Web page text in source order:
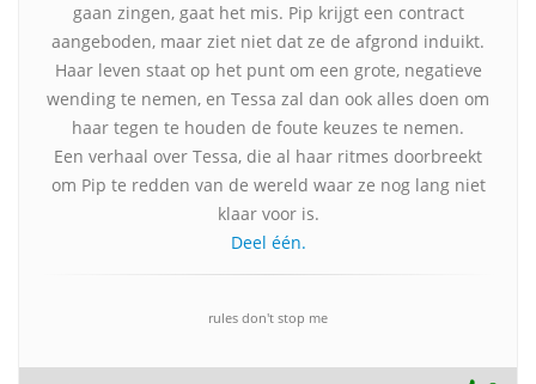
gaan zingen, gaat het mis. Pip krijgt een contract
aangeboden, maar ziet niet dat ze de afgrond induikt.
Haar leven staat op het punt om een grote, negatieve
wending te nemen, en Tessa zal dan ook alles doen om
haar tegen te houden de foute keuzes te nemen.
Een verhaal over Tessa, die al haar ritmes doorbreekt
om Pip te redden van de wereld waar ze nog lang niet
klaar voor is.
Deel één.
rules don't stop me